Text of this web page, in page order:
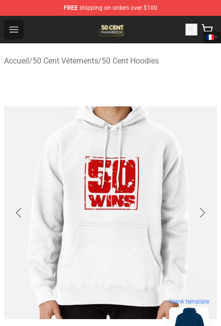
FREE shipping on orders over $100
Open menu
50 Cent Shop - Official 50 Cent Merchandise Store
Accueil/50 Cent Vêtements/50 Cent Hoodies
blank template